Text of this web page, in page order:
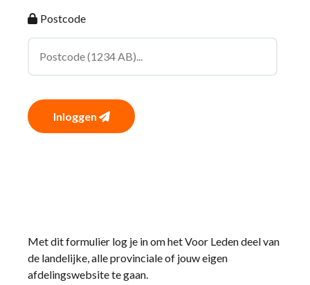
Postcode
Inloggen
Met dit formulier log je in om het Voor Leden deel van
de landelijke, alle provinciale of jouw eigen
afdelingswebsite te gaan.